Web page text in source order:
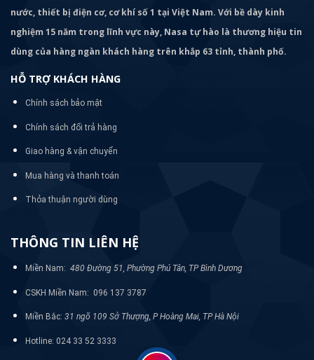
nước, thiết bị điện cơ, cơ khí số 1 tại Việt Nam. Với bề dày kinh
nghiệm 15 năm trong lĩnh vực này, Nasa tự hào là thương hiệu tin
dùng của hàng ngàn khách hàng trên khắp 63 tỉnh, thành phố.
HỖ TRỢ KHÁCH HÀNG
Chính sách bảo mật
Chính sách đổi trả hàng
Giao hàng & vận chuyển
Mua hàng và thanh toán
Thỏa thuận người dùng
THÔNG TIN LIÊN HỆ
Miền Nam: 480 Đường 51, Phường Phú Tân, TP Bình Dương
CSKH Miền Nam: 096 137 3787
Miền Bắc: 31 ngõ 109 Sở Thượng, P Hoàng Mai, TP Hà Nội
Hotline: 024 33 52 3333